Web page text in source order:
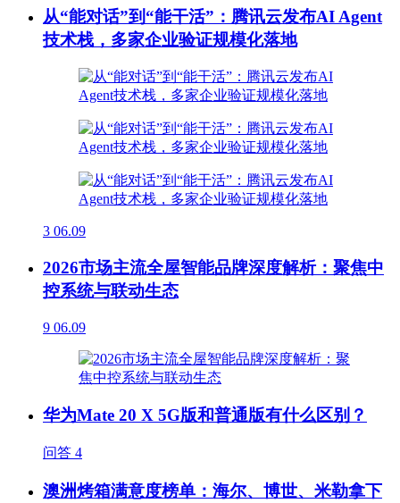
从“能对话”到“能干活”：腾讯云发布AI Agent
技术栈，多家企业验证规模化落地
3 06.09
2026市场主流全屋智能品牌深度解析：聚焦中
控系统与联动生态
9 06.09
华为Mate 20 X 5G版和普通版有什么区别？
问答 4
澳洲烤箱满意度榜单：海尔、博世、米勒拿下